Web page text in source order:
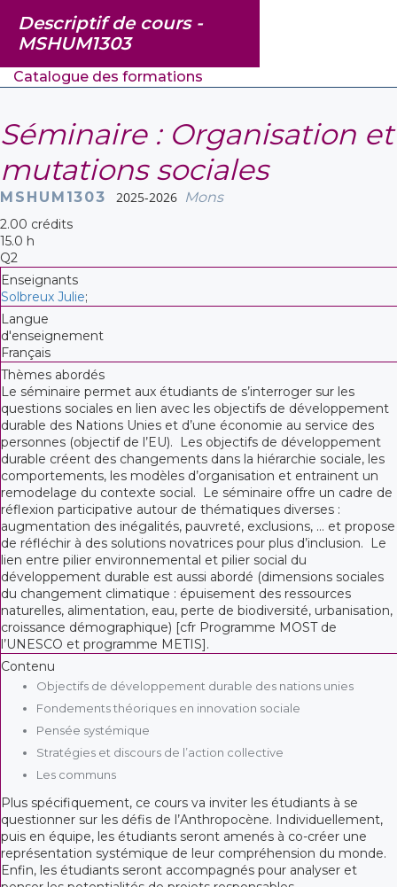
Descriptif de cours -
MSHUM1303
Catalogue des formations
Séminaire : Organisation et
mutations sociales
MSHUM1303 2025-2026 Mons
2.00 crédits
15.0 h
Q2
Enseignants
Solbreux Julie;
Langue
d'enseignement
Français
Thèmes abordés
Le séminaire permet aux étudiants de s’interroger sur les
questions sociales en lien avec les objectifs de développement
durable des Nations Unies et d’une économie au service des
personnes (objectif de l’EU). Les objectifs de développement
durable créent des changements dans la hiérarchie sociale, les
comportements, les modèles d’organisation et entrainent un
remodelage du contexte social. Le séminaire offre un cadre de
réflexion participative autour de thématiques diverses :
augmentation des inégalités, pauvreté, exclusions, … et propose
de réfléchir à des solutions novatrices pour plus d’inclusion. Le
lien entre pilier environnemental et pilier social du
développement durable est aussi abordé (dimensions sociales
du changement climatique : épuisement des ressources
naturelles, alimentation, eau, perte de biodiversité, urbanisation,
croissance démographique) [cfr Programme MOST de
l’UNESCO et programme METIS].
Contenu
Objectifs de développement durable des nations unies
Fondements théoriques en innovation sociale
Pensée systémique
Stratégies et discours de l’action collective
Les communs
Plus spécifiquement, ce cours va inviter les étudiants à se
questionner sur les défis de l’Anthropocène. Individuellement,
puis en équipe, les étudiants seront amenés à co-créer une
représentation systémique de leur compréhension du monde.
Enfin, les étudiants seront accompagnés pour analyser et